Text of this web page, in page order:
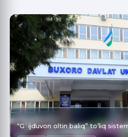
“G`ijduvon oltin baliq” to’liq